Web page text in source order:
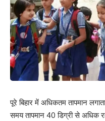
पूरे बिहार में अधिकतम तापमान
समय तापमान 40 डिग्री से अधिक